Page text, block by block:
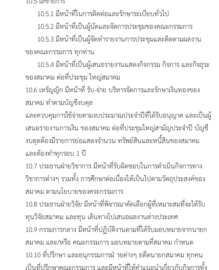
10.5.1 มีหน้าที่ในการติดต่อและรักษาระเบียบทั่วไป
10.5.2 มีหน้าที่เป็นผู้นัดและจัดการประชุมของคณะกรรมการ
10.5.3 มีหน้าที่เป็นผู้จัดทำรายงานการประชุมและติดตามผลงาน
ของคณะกรรมการ ทุกท่าน
10.5.4 มีหน้าที่เป็นผู้เสนอรายงานแสดงกิจกรรม กิจการ และกิจธุระ
ของสมาคม ต่อที่ประชุม ใหญ่สมาคม
10.6 เหรัญญิก มีหน้าที่ รับ-จ่าย บริหารจัดการและรักษาเงินทองของ
สมาคม ทำตามบัญชีงบดุล
และควบคุมการใช้จ่ายตามงบประมาณประจำปีที่ได้รับอนุญาต และเป็นผู้
เสนอรายงานการเงิน ของสมาคม ต่อที่ประชุมใหญ่สามัญประจำปี บัญชี
งบดุลต้องมีรายการย่อแสดงจำนวน ทรัพย์สินและหนี้สินของสมาคม
และต้องทำทุกรอบ 1 ปี
10.7 ประธานฝ่ายวิชาการ มีหน้าที่รับผิดชอบในการดำเนินกิจการทาง
วิชาการต่างๆ รวมทั้ง การศึกษาต่อเนื่องให้เป็นไปตามวัตถุประสงค์ของ
สมาคม ตามนโยบายของคระกรรมการ
10.8 ประธานฝ่ายวิจัย มีหน้าที่พิจารณาคัดเลือกผู้ที่เหมาะสมที่จะได้รับ
ทุนวิจัยสมาคม และทุน เดินทางไปเสนอผลงานต่างประเทศ
10.9 กรรมการกลาง มีหน้าที่ปฏิบัติงานตามที่ได้รับมอบหมายจากนายก
สมาคม และ/หรือ คณะกรรมการ มอบหมายตามที่สมาคม กำหนด
10.10 ที่ปรึกษา และอนุกรรมการฝ่ ายต่างๆ อดีตนายกสมาคม ทุกคน